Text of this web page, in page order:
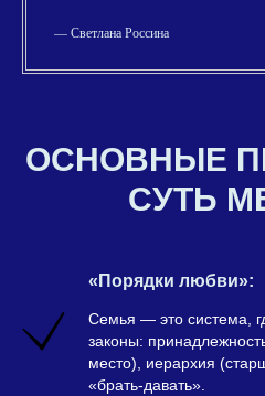
— Светлана Россина
ОСНОВНЫЕ
СУТЬ
«Порядки любви»:
Семья — это система,
законы:
место), иерархия
«брать-давать».